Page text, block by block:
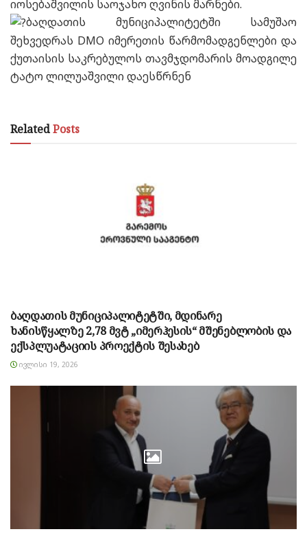
იოსებაშვილის საოჯახო ღვინის მარნები.
ბაღდათის მუნიციპალიტეტში სამუშაო
შეხვედრას DMO იმერეთის წარმომადგენლები და
ქუთაისის საკრებულოს თავმჯდომარის მოადგილე
ტატო ლილუაშვილი დაესწრნენ
RelatedPosts
ბაღდათის მუნიციპალიტეტში, მდინარე
ხანისწყალზე 2,78 მვტ „იმერჰესის“ მშენებლობის და
ექსპლუატაციის პროექტის შესახებ
ᲘᲕᲚᲘᲡᲘ 19, 2026